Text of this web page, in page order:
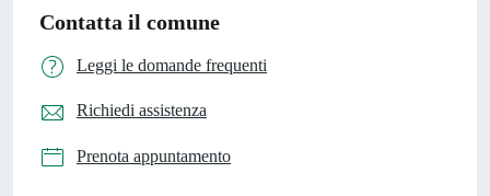
Contatta il comune
Leggi le domande frequenti
Richiedi assistenza
Prenota appuntamento